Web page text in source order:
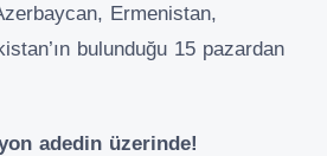
Ermenistan,
bulunduğu 15 pazardan
adedin üzerinde!